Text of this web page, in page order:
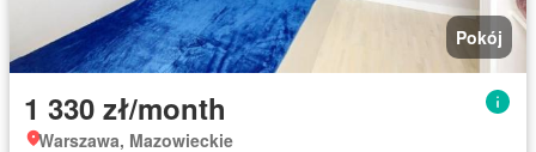
Pokój
1 330 zł/month
Warszawa, Mazowieckie